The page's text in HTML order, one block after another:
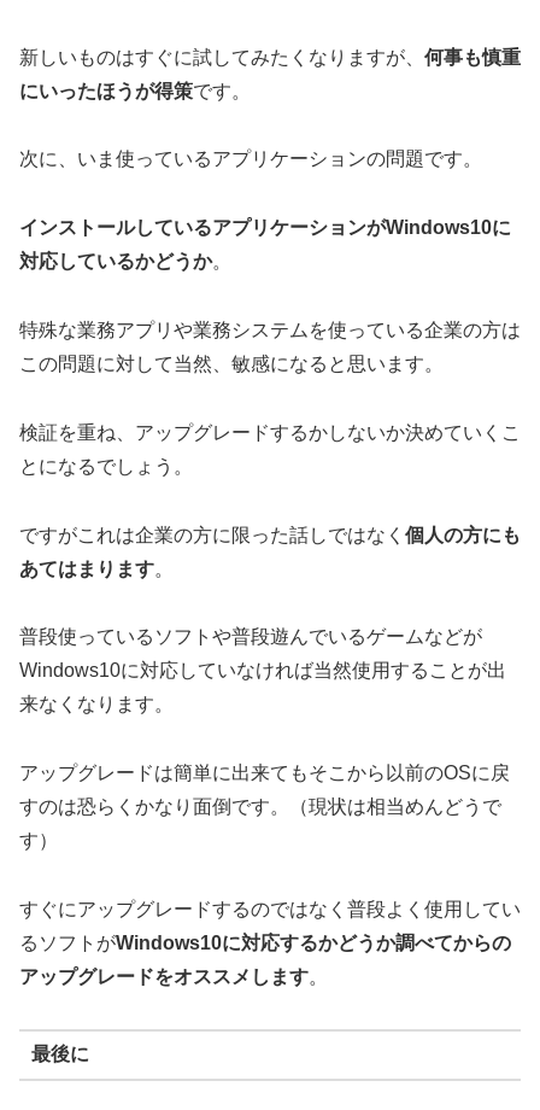
新しいものはすぐに試してみたくなりますが、 何事も慎重
にいったほうが得策です。
次に、いま使っているアプリケーションの問題です。
インストールしているアプリケーションがWindows10に
対応しているかどうか。
特殊な業務アプリや業務システムを使っている企業の方は
この問題に対して当然、敏感になると思います。
検証を重ね、アップグレードするかしないか決めていくこ
とになるでしょう。
ですがこれは企業の方に限った話しではなく 個人の方にも
あてはまります。
普段使っているソフトや普段遊んでいるゲームなどが
Windows10に対応していなければ当然使用することが出
来なくなります。
アップグレードは簡単に出来てもそこから以前のOSに戻
すのは恐らくかなり面倒です。（現状は相当めんどうで
す）
すぐにアップグレードするのではなく普段よく使用してい
るソフトがWindows10に対応するかどうか調べてからの
アップグレードをオススメします。
最後に